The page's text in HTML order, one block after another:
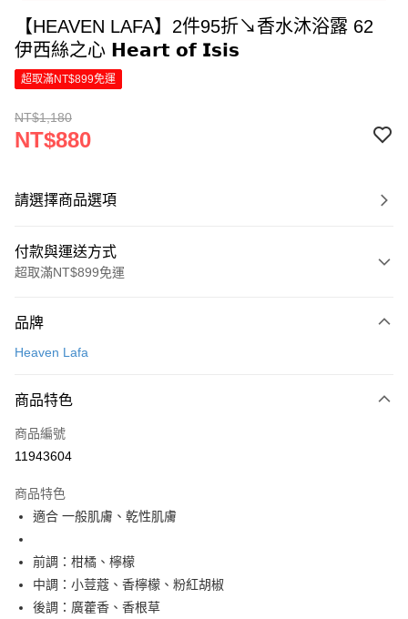
【HEAVEN LAFA】2件95折↘香水沐浴露 62
伊西絲之心 𝗛𝗲𝗮𝗿𝘁 𝗼𝗳 𝗜𝘀𝗶𝘀
超取滿NT$899免運
NT$1,180
NT$880
請選擇商品選項
付款與運送方式
超取滿NT$899免運
信用卡一次付款
Apple Pay
街口支付
Google Pay
全盈+PAY
大哥付你分期
相關說明
【大哥付你分期使用說明】
品牌
Heaven Lafa
商品特色
商品編號
11943604
商品特色
適合 一般肌膚、乾性肌膚
前調：柑橘、檸檬
中調：小荳蔻、香檸檬、粉紅胡椒
後調：廣藿香、香根草